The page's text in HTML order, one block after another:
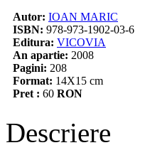
Autor: IOAN MARIC
ISBN: 978-973-1902-03-6
Editura: VICOVIA
An apartie: 2008
Pagini: 208
Format: 14X15 cm
Pret : 60 RON
Descriere